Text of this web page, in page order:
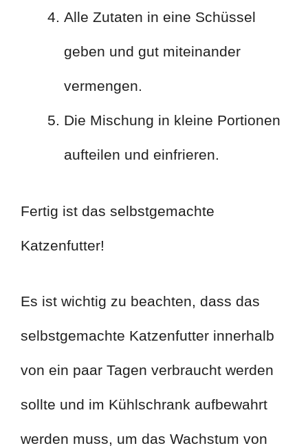
Alle Zutaten in eine Schüssel
geben und gut miteinander
vermengen.
Die Mischung in kleine Portionen
aufteilen und einfrieren.
Fertig ist das selbstgemachte
Katzenfutter!
Es ist wichtig zu beachten, dass das
selbstgemachte Katzenfutter innerhalb
von ein paar Tagen verbraucht werden
sollte und im Kühlschrank aufbewahrt
werden muss, um das Wachstum von